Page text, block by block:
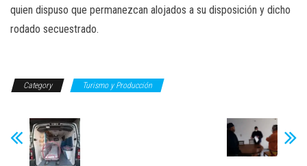
quien dispuso que permanezcan alojados a su disposición y dicho
rodado secuestrado.
Category Turismo y Producción